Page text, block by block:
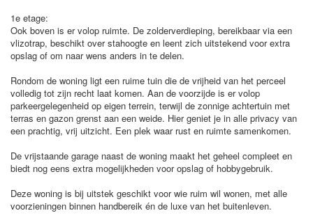
1e etage:
Ook boven is er volop ruimte. De zolderverdieping, bereikbaar via een
vlizotrap, beschikt over stahoogte en leent zich uitstekend voor extra
opslag of om naar wens anders in te delen.
Rondom de woning ligt een ruime tuin die de vrijheid van het perceel
volledig tot zijn recht laat komen. Aan de voorzijde is er volop
parkeergelegenheid op eigen terrein, terwijl de zonnige achtertuin met
terras en gazon grenst aan een weide. Hier geniet je in alle privacy van
een prachtig, vrij uitzicht. Een plek waar rust en ruimte samenkomen.
De vrijstaande garage naast de woning maakt het geheel compleet en
biedt nog eens extra mogelijkheden voor opslag of hobbygebruik.
Deze woning is bij uitstek geschikt voor wie ruim wil wonen, met alle
voorzieningen binnen handbereik én de luxe van het buitenleven.